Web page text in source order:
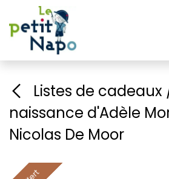
Se rendre au contenu
Listes de cadeaux
naissance d'Adèle
Nicolas De Moor